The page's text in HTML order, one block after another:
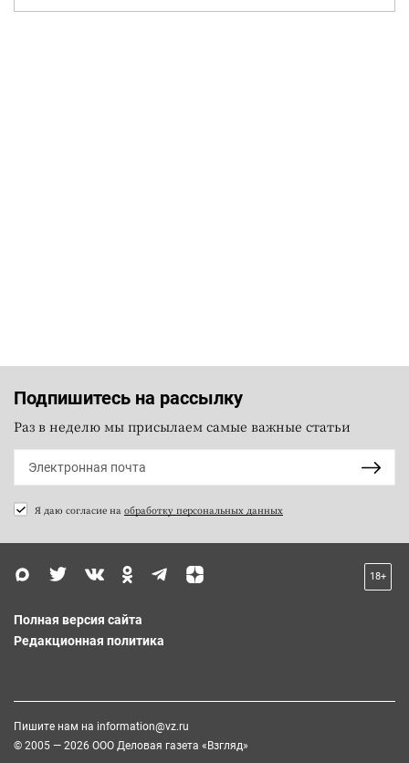
Подпишитесь на рассылку
Раз в неделю мы присылаем самые важные статьи
Я даю согласие на обработку персональных данных
18+
Полная версия сайта
Редакционная политика
Пишите нам на information@vz.ru
© 2005 — 2026 ООО Деловая газета «Взгляд»